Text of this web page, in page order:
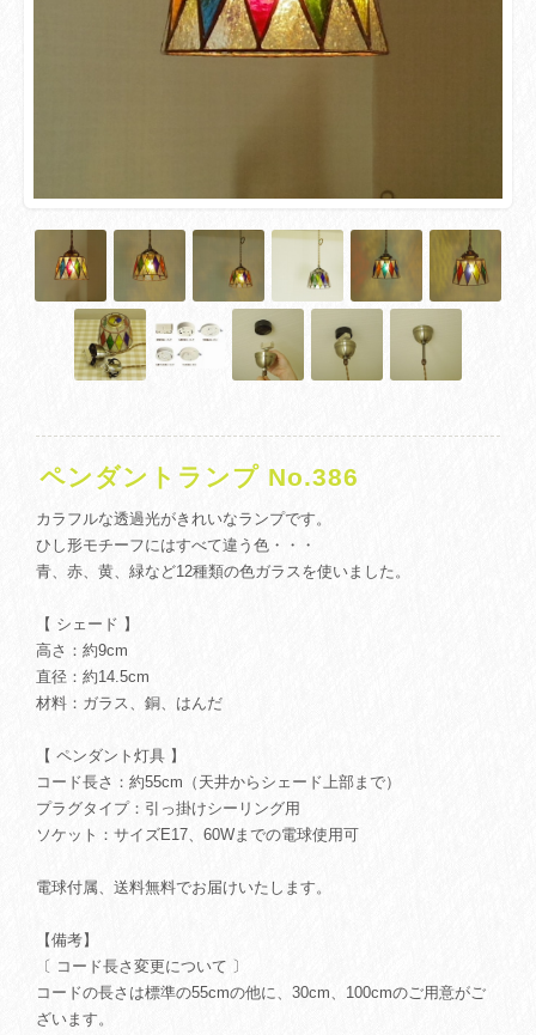
ペンダントランプ No.386
カラフルな透過光がきれいなランプです。
ひし形モチーフにはすべて違う色・・・
青、赤、黄、緑など12種類の色ガラスを使いました。
【 シェード 】
高さ：約9cm
直径：約14.5cm
材料：ガラス、銅、はんだ
【 ペンダント灯具 】
コード長さ：約55cm（天井からシェード上部まで）
プラグタイプ：引っ掛けシーリング用
ソケット：サイズE17、60Wまでの電球使用可
電球付属、送料無料でお届けいたします。
【備考】
〔 コード長さ変更について 〕
コードの長さは標準の55cmの他に、30cm、100cmのご用意がご
ざいます。